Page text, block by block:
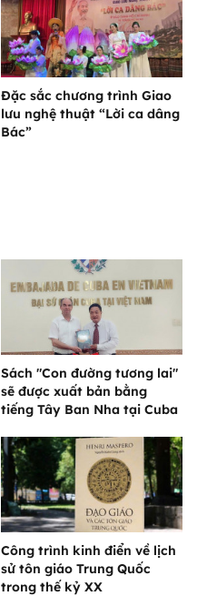
Đặc sắc chương trình Giao
lưu nghệ thuật “Lời ca dâng
Bác”
Sách "Con đường tương lai"
sẽ được xuất bản bằng
tiếng Tây Ban Nha tại Cuba
Công trình kinh điển về lịch
sử tôn giáo Trung Quốc
trong thế kỷ XX